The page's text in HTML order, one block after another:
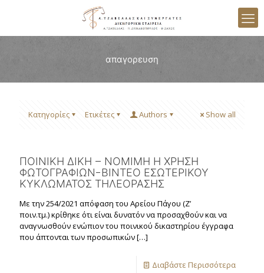
απαγορευση
Κατηγορίες Ετικέτες Authors Show all
ΠΟΙΝΙΚΗ ΔΙΚΗ – ΝΟΜΙΜΗ Η ΧΡΗΣΗ
ΦΩΤΟΓΡΑΦΙΩΝ-ΒΙΝΤΕΟ ΕΣΩΤΕΡΙΚΟΥ
ΚΥΚΛΩΜΑΤΟΣ ΤΗΛΕΟΡΑΣΗΣ
Με την 254/2021 απόφαση του Αρείου Πάγου (Ζ’
ποιν.τμ.) κρίθηκε ότι είναι δυνατόν να προσαχθούν και να
αναγνωσθούν ενώπιον του ποινικού δικαστηρίου έγγραφα
που άπτονται των προσωπικών[…]
Διαβάστε Περισσότερα